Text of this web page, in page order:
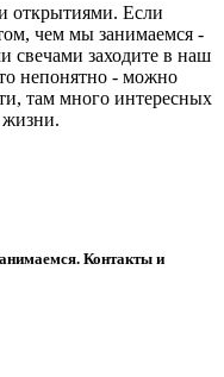
открытиями. Если
чем мы занимаемся -
свечами заходите в наш
непонятно - можно
там много интересных
Контакты и